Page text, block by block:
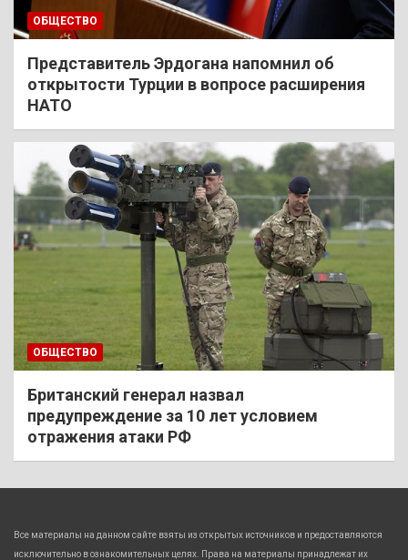
ОБЩЕСТВО
Представитель Эрдогана напомнил об
открытости Турции в вопросе расширения
НАТО
ОБЩЕСТВО
Британский генерал назвал
предупреждение за 10 лет условием
отражения атаки РФ
Все материалы на данном сайте взяты из открытых источников и предоставляются
исключительно в ознакомительных целях. Права на материалы принадлежат их